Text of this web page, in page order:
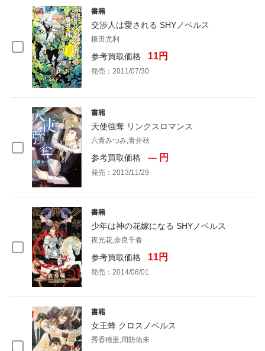
書籍
交渉人は愛される SHYノベルス
榎田尤利
参考買取価格 11円
発売：2011/07/30
書籍
天使強奪 リンクスロマンス
六青みつみ,青井秋
参考買取価格 --- 円
発売：2013/11/29
書籍
少年は神の花嫁になる SHYノベルス
夜光花,奈良千春
参考買取価格 11円
発売：2014/08/01
書籍
女王蜂 クロスノベルス
秀香穂里,周防佑未